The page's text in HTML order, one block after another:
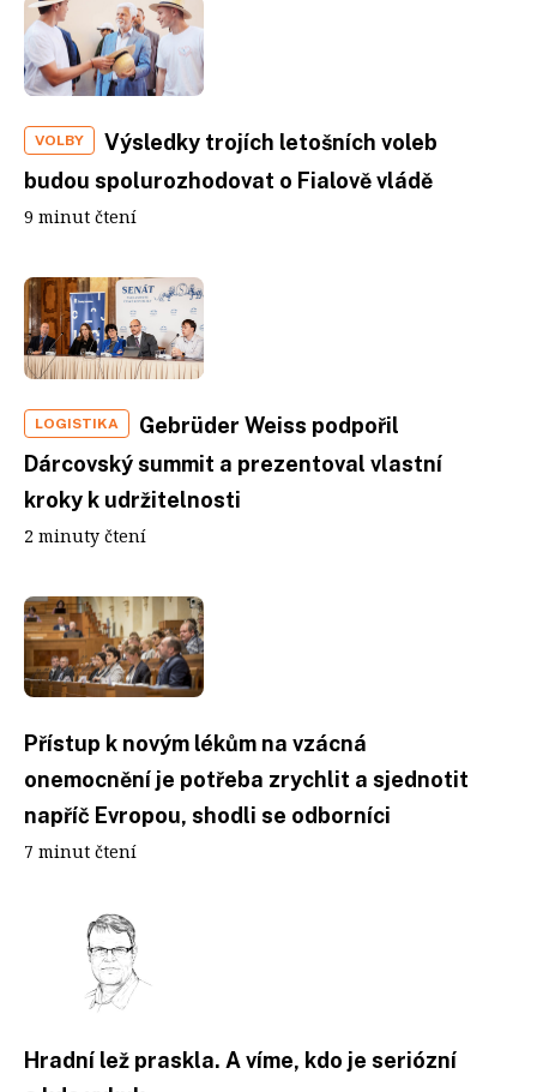
VOLBY
Výsledky trojích letošních voleb
budou spolurozhodovat o Fialově vládě
9 minut čtení
LOGISTIKA
Gebrüder Weiss podpořil
Dárcovský summit a prezentoval vlastní
kroky k udržitelnosti
2 minuty čtení
Přístup k novým lékům na vzácná
onemocnění je potřeba zrychlit a sjednotit
napříč Evropou, shodli se odborníci
7 minut čtení
Hradní lež praskla. A víme, kdo je seriózní